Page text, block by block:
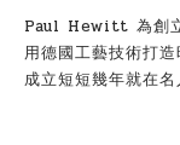
Paul Hewitt 為創
用德國工藝技術打
成立短短幾年就在